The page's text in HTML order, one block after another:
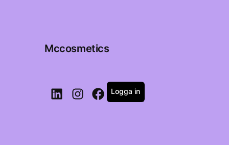
Mccosmetics
LinkedInInstagramFacebook
Logga in